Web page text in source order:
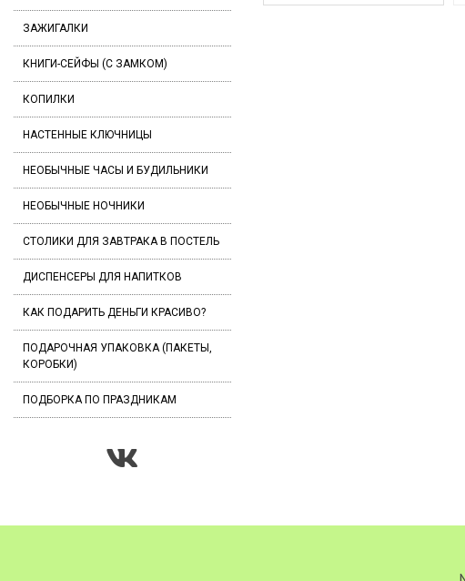
ЗАЖИГАЛКИ
КНИГИ-СЕЙФЫ (С ЗАМКОМ)
КОПИЛКИ
НАСТЕННЫЕ КЛЮЧНИЦЫ
НЕОБЫЧНЫЕ ЧАСЫ И БУДИЛЬНИКИ
НЕОБЫЧНЫЕ НОЧНИКИ
СТОЛИКИ ДЛЯ ЗАВТРАКА В ПОСТЕЛЬ
ДИСПЕНСЕРЫ ДЛЯ НАПИТКОВ
КАК ПОДАРИТЬ ДЕНЬГИ КРАСИВО?
ПОДАРОЧНАЯ УПАКОВКА (ПАКЕТЫ,
КОРОБКИ)
ПОДБОРКА ПО ПРАЗДНИКАМ